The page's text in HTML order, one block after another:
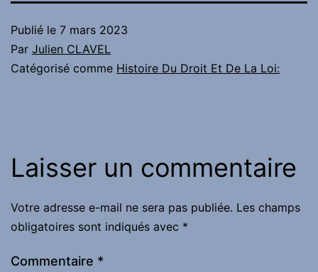
Publié le 7 mars 2023
Par Julien CLAVEL
Catégorisé comme Histoire Du Droit Et De La Loi:
Laisser un commentaire
Votre adresse e-mail ne sera pas publiée. Les champs
obligatoires sont indiqués avec *
Commentaire *